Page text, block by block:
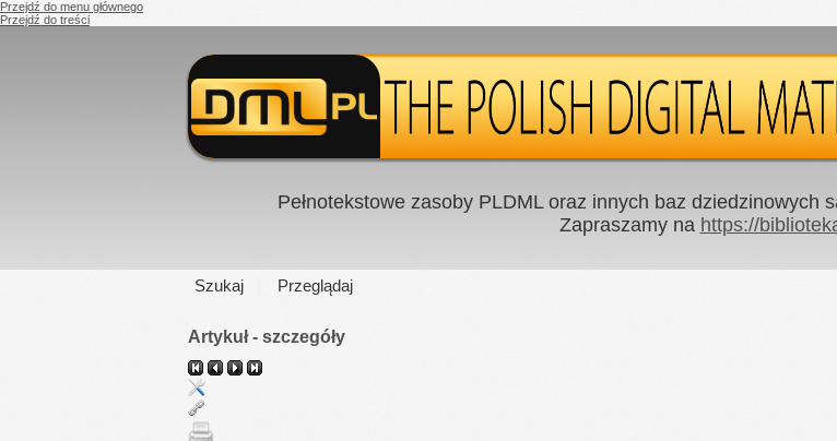
Przejdź do menu głównego
Przejdź do treści
Pełnotekstowe zasoby PLDML oraz innych baz dziedzinowych
Zapraszamy na https://
Szukaj Przeglądaj
Artykuł - szczegóły